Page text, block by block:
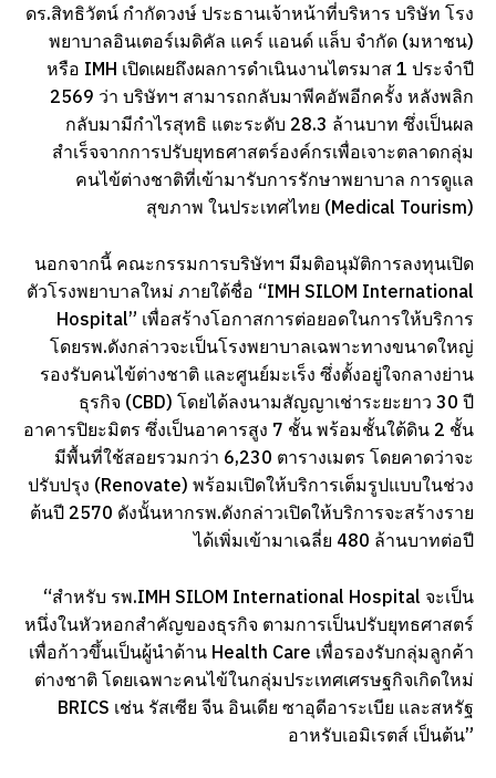
ดร.สิทธิวัตน์ กำกัดวงษ์ ประธานเจ้าหน้าที่บริหาร บริษัท โรง
พยาบาลอินเตอร์เมดิคัล แคร์ แอนด์ แล็บ จำกัด (มหาชน)
หรือ IMH เปิดเผยถึงผลการดำเนินงานไตรมาส 1 ประจำปี
2569 ว่า บริษัทฯ สามารถกลับมาพีคอัพอีกครั้ง หลังพลิก
กลับมามีกำไรสุทธิ แตะระดับ 28.3 ล้านบาท ซึ่งเป็นผล
สำเร็จจากการปรับยุทธศาสตร์องค์กรเพื่อเจาะตลาดกลุ่ม
คนไข้ต่างชาติที่เข้ามารับการรักษาพยาบาล การดูแล
สุขภาพ ในประเทศไทย (Medical Tourism)
นอกจากนี้ คณะกรรมการบริษัทฯ มีมติอนุมัติการลงทุนเปิด
ตัวโรงพยาบาลใหม่ ภายใต้ชื่อ “IMH SILOM International
Hospital” เพื่อสร้างโอกาสการต่อยอดในการให้บริการ
โดยรพ.ดังกล่าวจะเป็นโรงพยาบาลเฉพาะทางขนาดใหญ่
รองรับคนไข้ต่างชาติ และศูนย์มะเร็ง ซึ่งตั้งอยู่ใจกลางย่าน
ธุรกิจ (CBD) โดยได้ลงนามสัญญาเช่าระยะยาว 30 ปี
อาคารปิยะมิตร ซึ่งเป็นอาคารสูง 7 ชั้น พร้อมชั้นใต้ดิน 2 ชั้น
มีพื้นที่ใช้สอยรวมกว่า 6,230 ตารางเมตร โดยคาดว่าจะ
ปรับปรุง (Renovate) พร้อมเปิดให้บริการเต็มรูปแบบในช่วง
ต้นปี 2570 ดังนั้นหากรพ.ดังกล่าวเปิดให้บริการจะสร้างราย
ได้เพิ่มเข้ามาเฉลี่ย 480 ล้านบาทต่อปี
“สำหรับ รพ.IMH SILOM International Hospital จะเป็น
หนึ่งในหัวหอกสำคัญของธุรกิจ ตามการเป็นปรับยุทธศาสตร์
เพื่อก้าวขึ้นเป็นผู้นำด้าน Health Care เพื่อรองรับกลุ่มลูกค้า
ต่างชาติ โดยเฉพาะคนไข้ในกลุ่มประเทศเศรษฐกิจเกิดใหม่
BRICS เช่น รัสเซีย จีน อินเดีย ซาอุดีอาระเบีย และสหรัฐ
อาหรับเอมิเรตส์ เป็นต้น”